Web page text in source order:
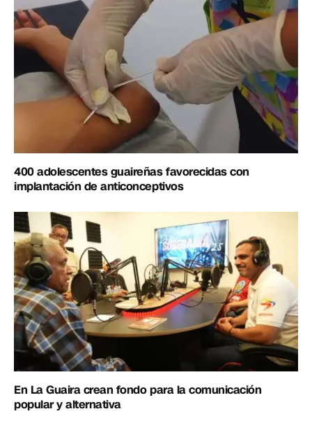
400 adolescentes guaireñas favorecidas con
implantación de anticonceptivos
En La Guaira crean fondo para la comunicación
popular y alternativa